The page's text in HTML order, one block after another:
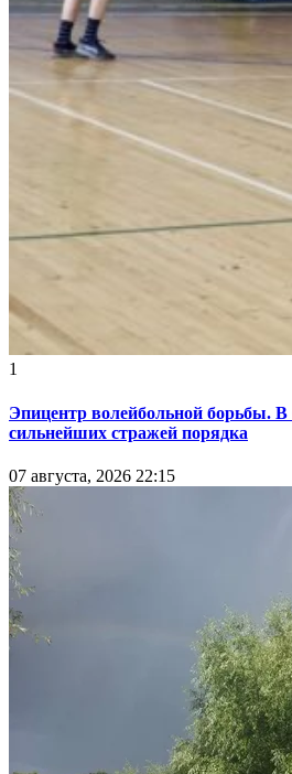
1
Эпицентр волейбольной борьбы.
сильнейших стражей порядка
07 августа, 2026 22:15